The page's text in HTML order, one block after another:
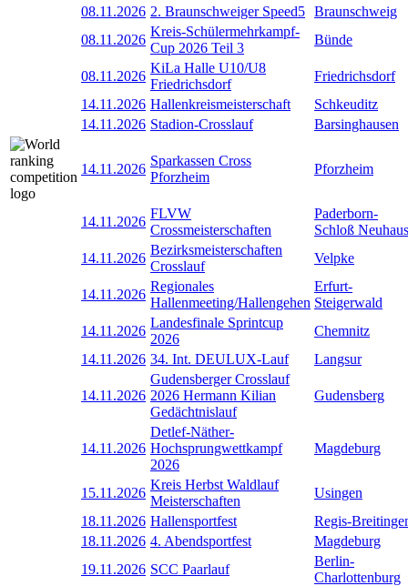
08.11.2026 2. Braunschweiger Speed5 Braunschweig
08.11.2026
Kreis-Schülermehrkampf-
Cup 2026 Teil 3
Bünde
08.11.2026
KiLa Halle U10/U8
Friedrichsdorf
Friedrichsdorf
14.11.2026 Hallenkreismeisterschaft
Schkeuditz
14.11.2026 Stadion-Crosslauf Barsinghausen
14.11.2026
Sparkassen Cross
Pforzheim
Pforzheim
14.11.2026
FLVW
Crossmeisterschaften
Paderborn-
Schloß Neuhaus
14.11.2026
Bezirksmeisterschaften
Crosslauf
Velpke
14.11.2026
Regionales
Hallenmeeting/Hallengehen
Erfurt-
Steigerwald
14.11.2026
Landesfinale Sprintcup
2026
Chemnitz
14.11.2026 34. Int. DEULUX-Lauf Langsur
14.11.2026
Gudensberger Crosslauf
2026 Hermann Kilian
Gedächtnislauf
Gudensberg
14.11.2026
Detlef-Näther-
Hochsprungwettkampf
2026
Magdeburg
15.11.2026
Kreis Herbst Waldlauf
Meisterschaften
Usingen
18.11.2026 Hallensportfest
Regis-
18.11.2026 4. Abendsportfest
Magdeburg
19.11.2026 SCC Paarlauf
Berlin-
Charlottenburg